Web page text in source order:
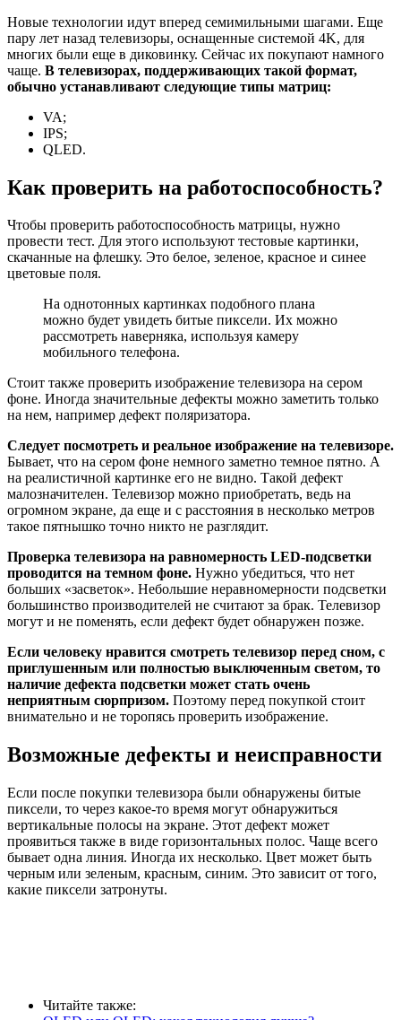
Новые технологии идут вперед семимильными шагами. Еще
пару лет назад телевизоры, оснащенные системой 4K, для
многих были еще в диковинку. Сейчас их покупают намного
чаще. В телевизорах, поддерживающих такой формат,
обычно устанавливают следующие типы матриц:
VA;
IPS;
QLED.
Как проверить на работоспособность?
Чтобы проверить работоспособность матрицы, нужно
провести тест. Для этого используют тестовые картинки,
скачанные на флешку. Это белое, зеленое, красное и синее
цветовые поля.
На однотонных картинках подобного плана
можно будет увидеть битые пиксели. Их можно
рассмотреть наверняка, используя камеру
мобильного телефона.
Стоит также проверить изображение телевизора на сером
фоне. Иногда значительные дефекты можно заметить только
на нем, например дефект поляризатора.
Следует посмотреть и реальное изображение на телевизоре.
Бывает, что на сером фоне немного заметно темное пятно. А
на реалистичной картинке его не видно. Такой дефект
малозначителен. Телевизор можно приобретать, ведь на
огромном экране, да еще и с расстояния в несколько метров
такое пятнышко точно никто не разглядит.
Проверка телевизора на равномерность LED-подсветки
проводится на темном фоне. Нужно убедиться, что нет
больших «засветок». Небольшие неравномерности подсветки
большинство производителей не считают за брак. Телевизор
могут и не поменять, если дефект будет обнаружен позже.
Если человеку нравится смотреть телевизор перед сном, с
приглушенным или полностью выключенным светом, то
наличие дефекта подсветки может стать очень
неприятным сюрпризом. Поэтому перед покупкой стоит
внимательно и не торопясь проверить изображение.
Возможные дефекты и неисправности
Если после покупки телевизора были обнаружены битые
пиксели, то через какое-то время могут обнаружиться
вертикальные полосы на экране. Этот дефект может
проявиться также в виде горизонтальных полос. Чаще всего
бывает одна линия. Иногда их несколько. Цвет может быть
черным или зеленым, красным, синим. Это зависит от того,
какие пиксели затронуты.
Читайте также: